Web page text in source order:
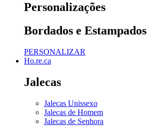
Personalizações
Bordados e Estampados
PERSONALIZAR
Ho.re.ca
Jalecas
Jalecas Unissexo
Jalecas de Homem
Jalecas de Senhora